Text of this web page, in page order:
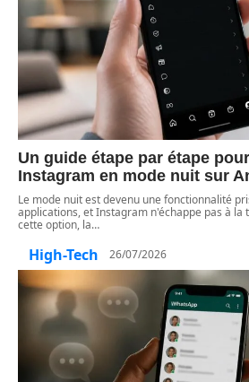
Un guide étape par étape
Instagram en mode nuit sur
Le mode nuit est devenu une fonctionnalité
applications, et Instagram n'échappe pas à la
cette option, la…
High-Tech 26/07/2026